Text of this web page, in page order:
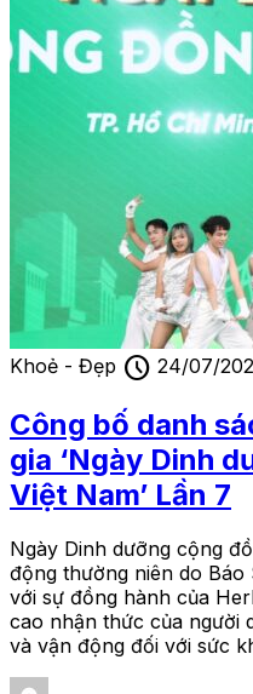
Khoẻ - Đẹp schedule 24/07/
Công bố danh
gia ‘Ngày Dinh
Việt Nam’ Lần 7
Ngày Dinh dưỡng cộng
động thường niên do
với sự đồng hành của
cao nhận thức của người
và vận động đối với sức